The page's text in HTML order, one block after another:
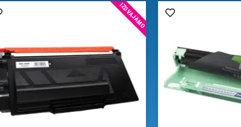
IZDVAJAMO